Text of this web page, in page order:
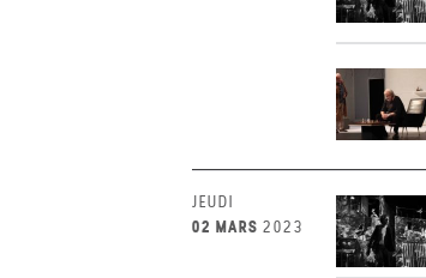
JEUDI
02 MARS 2023